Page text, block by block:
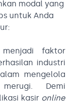
modal yang
untuk Anda
faktor
industri
mengelola
Demi
kasir online